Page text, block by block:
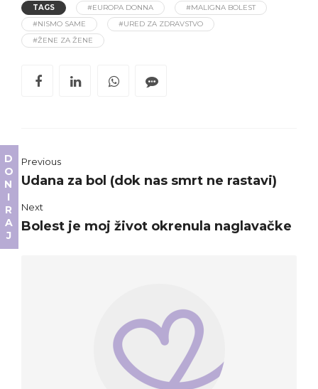
TAGS #EUROPA DONNA
#MALIGNA BOLEST
#NISMO SAME
#URED ZA ZDRAVSTVO
#ŽENE ZA ŽENE
Previous
Udana za bol (dok nas smrt ne rastavi)
Next
Bolest je moj život okrenula naglavačke
DONIRAJ